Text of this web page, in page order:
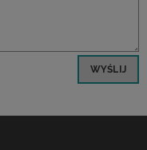
WYŚLIJ